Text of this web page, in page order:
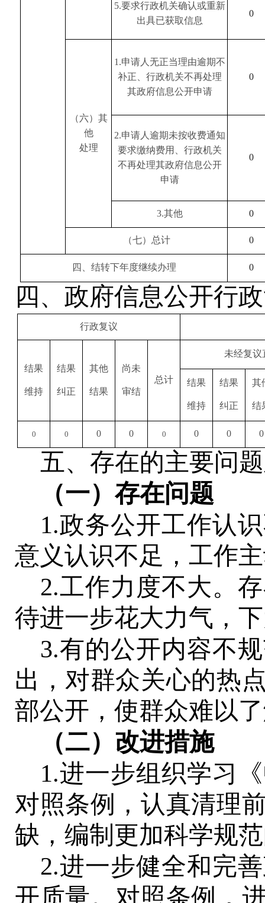
5.要求行政机关确认或重新
出具已获取信息
0
（六）其
他
处理
1 .申请人无正当理由逾期不
补正、行政机关不再处理
其政府信息公开申请
0
2.申请人逾期未按收费通知
要求缴纳费用、行政机关
不再处理其政府信息公开
申请
0
3.其他 0
（七）总计 0
四、结转下年度继续办理 0
四、政府信息公开行
行政复议
结果
维持
结果
纠正
其他
结果
尚未
审结
总计
未经复议
结果
维持
结果
纠正
其
结
0 0 0 0 0 0 0 0
五、存在的主要问
（一）存在问题
1.政务公开工作认
意义认识不足，工作
2.工作力度不大。
待进一步花大力气，
3.有的公开内容不
出，对群众关心的热
部公开，使群众难以
（二）改进措施
1.进一步组织学习
对照条例，认真清理
缺，编制更加科学规
2.进一步健全和完
开质量。对照条例，